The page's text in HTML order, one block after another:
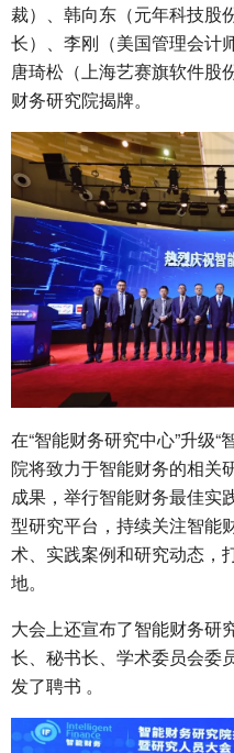
裁）、韩向东（元年科技股
长）、李刚（美国管理会计
唐琦松（上海艺赛旗软件股
财务研究院揭牌。
在“智能财务研究中心”升级
院将致力于智能财务的相关
成果，举行智能财务最佳实
型研究平台，持续关注智能
术、实践案例和研究动态，
地。
大会上还宣布了智能财务研
长、秘书长、学术委员会委
发了聘书 。